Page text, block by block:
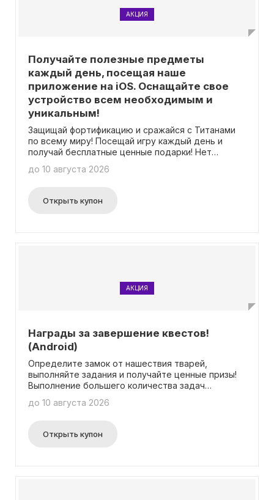
АКЦИЯ
Получайте полезные предметы
каждый день, посещая наше
приложение на iOS. Оснащайте свое
устройство всем необходимым и
уникальным!
Защищай фортификацию и сражайся с Титанами
по всему миру! Посещай игру каждый день и
получай бесплатные ценные подарки! Нет
до 10 августа 2026
Открыть купон
АКЦИЯ
Награды за завершение квестов!
(Android)
Определите замок от нашествия тварей,
выполняйте задания и получайте ценные призы!
Выполнение большего количества задач
промокодов не требуется.
до 10 августа 2026
Открыть купон